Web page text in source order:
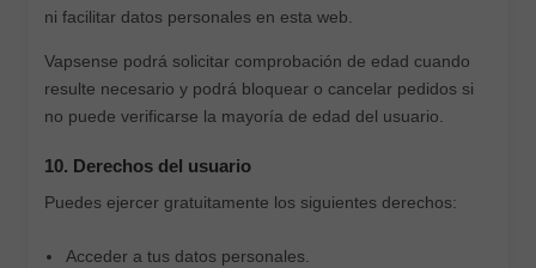
ni facilitar datos personales en esta web.
Vapsense podrá solicitar comprobación de edad cuando
resulte necesario y podrá bloquear o cancelar pedidos si
no puede verificarse la mayoría de edad del usuario.
10. Derechos del usuario
Puedes ejercer gratuitamente los siguientes derechos:
Acceder a tus datos personales.